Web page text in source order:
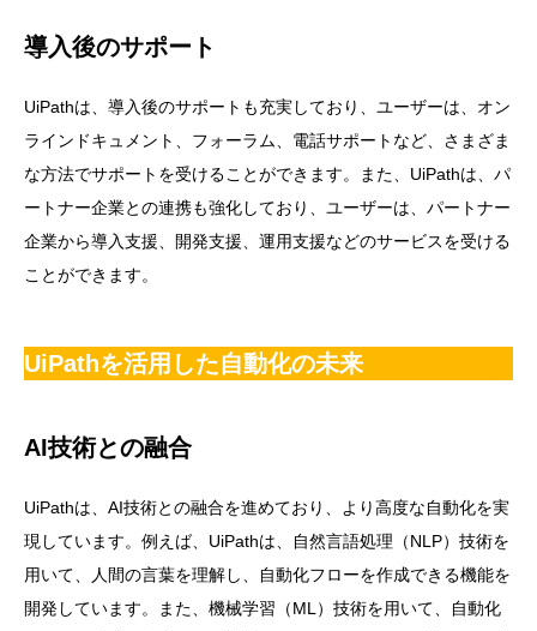
導入後のサポート
UiPathは、導入後のサポートも充実しており、ユーザーは、オン
ラインドキュメント、フォーラム、電話サポートなど、さまざま
な方法でサポートを受けることができます。また、UiPathは、パ
ートナー企業との連携も強化しており、ユーザーは、パートナー
企業から導入支援、開発支援、運用支援などのサービスを受ける
ことができます。
UiPathを活用した自動化の未来
AI技術との融合
UiPathは、AI技術との融合を進めており、より高度な自動化を実
現しています。例えば、UiPathは、自然言語処理（NLP）技術を
用いて、人間の言葉を理解し、自動化フローを作成できる機能を
開発しています。また、機械学習（ML）技術を用いて、自動化